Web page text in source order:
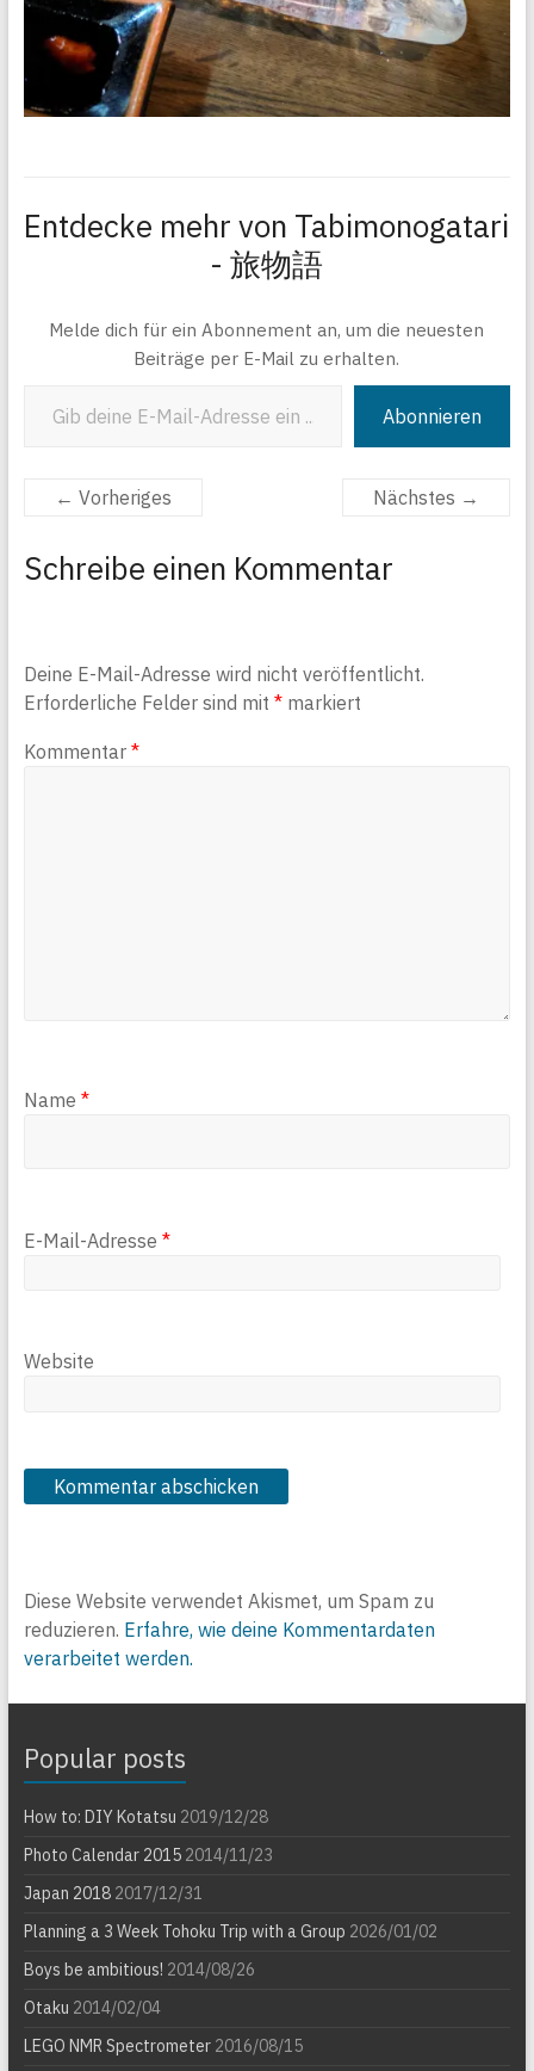
Entdecke mehr von Tabimonogatari
- 旅物語
Melde dich für ein Abonnement an, um die neuesten
Beiträge per E-Mail zu erhalten.
Abonnieren
← Vorheriges Nächstes →
Schreibe einen Kommentar
Deine E-Mail-Adresse wird nicht veröffentlicht.
Erforderliche Felder sind mit *markiert
Kommentar *
Name *
E-Mail-Adresse *
Website
Diese Website verwendet Akismet, um Spam zu
reduzieren. Erfahre, wie deine Kommentardaten
verarbeitet werden.
Popular posts
How to: DIY Kotatsu 2019/12/28
Photo Calendar 20152014/11/23
Japan 20182017/12/31
Planning a 3 Week Tohoku Trip with a Group 2026/01/02
Boys be ambitious! 2014/08/26
Otaku 2014/02/04
LEGO NMR Spectrometer2016/08/15